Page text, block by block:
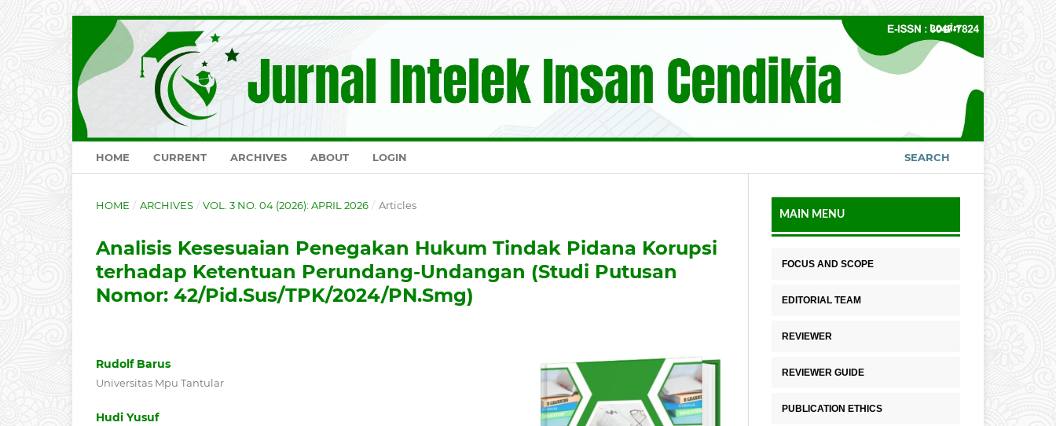
HOME CURRENT ARCHIVES ABOUT LOGIN SEARCH
Login
HOME / ARCHIVES / VOL. 3 NO. 04 (2026): APRIL 2026 / Articles
Analisis Kesesuaian Penegakan Hukum Tindak Pidana Korupsi
terhadap Ketentuan Perundang-Undangan (Studi Putusan
Nomor: 42/Pid.Sus/TPK/2024/PN.Smg)
Rudolf Barus
Universitas Mpu Tantular
Hudi Yusuf
MAIN MENU
FOCUS AND SCOPE
EDITORIAL TEAM
REVIEWER
REVIEWER GUIDE
PUBLICATION ETHICS